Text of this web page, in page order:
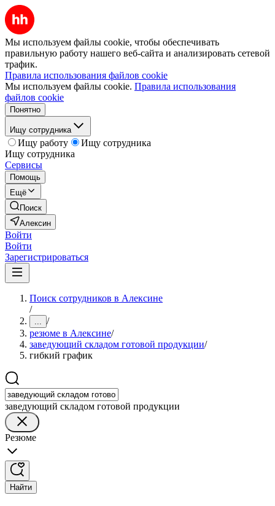
Мы используем файлы cookie, чтобы обеспечивать
правильную работу нашего веб-сайта и анализировать сетевой
трафик.
Правила использования файлов cookie
Мы используем файлы cookie. Правила использования
файлов cookie
Понятно
Ищу сотрудника
Ищу работу
Ищу сотрудника
Ищу сотрудника
Сервисы
Помощь
Ещё
Поиск
Алексин
Войти
Войти
Зарегистрироваться
Поиск сотрудников в Алексине
/
... /
резюме в Алексине/
заведующий складом готовой продукции/
гибкий график
заведующий складом готовой продукции
Резюме
Найти